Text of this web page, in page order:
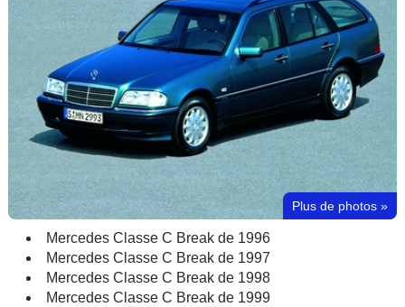
Plus de photos »
Mercedes Classe C Break de 1996
Mercedes Classe C Break de 1997
Mercedes Classe C Break de 1998
Mercedes Classe C Break de 1999